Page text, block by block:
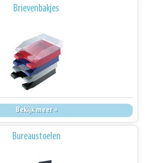
Brievenbakjes
Bekijk meer »
Bureaustoelen